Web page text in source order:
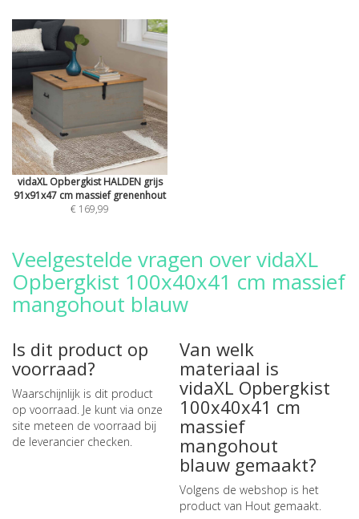
vidaXL Opbergkist HALDEN grijs
91x91x47 cm massief grenenhout
€ 169,99
Veelgestelde vragen over vidaXL
Opbergkist 100x40x41 cm massief
mangohout blauw
Is dit product op
voorraad?
Waarschijnlijk is dit product
op voorraad. Je kunt via onze
site meteen de voorraad bij
de leverancier checken.
Van welk
materiaal is
vidaXL Opbergkist
100x40x41 cm
massief
mangohout
blauw gemaakt?
Volgens de webshop is het
product van Hout gemaakt.